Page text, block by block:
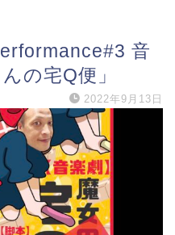
音
の宅Q便」
2022年9月13日